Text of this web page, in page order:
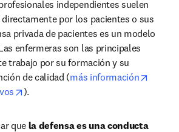
independientes suelen
por los pacientes o sus
privada de pacientes es un modelo
enfermeras son las principales
trabajo por su formación y su
de calidad (más información
opens in new tab/window
).
que la defensa es una conducta